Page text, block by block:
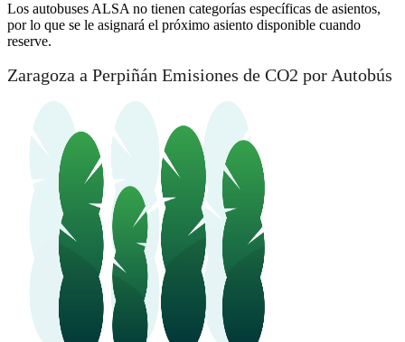
Los autobuses ALSA no tienen categorías específicas de asientos,
por lo que se le asignará el próximo asiento disponible cuando
reserve.
Zaragoza a Perpiñán Emisiones de CO2 por Autobús